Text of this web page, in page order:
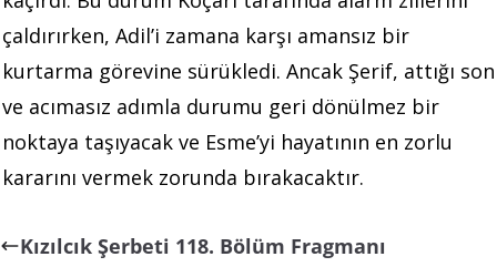
çaldırırken, Adil’i zamana karşı amansız bir
kurtarma görevine sürükledi. Ancak Şerif, attığı son
ve acımasız adımla durumu geri dönülmez bir
noktaya taşıyacak ve Esme’yi hayatının en zorlu
kararını vermek zorunda bırakacaktır.
Kızılcık Şerbeti 118. Bölüm Fragmanı